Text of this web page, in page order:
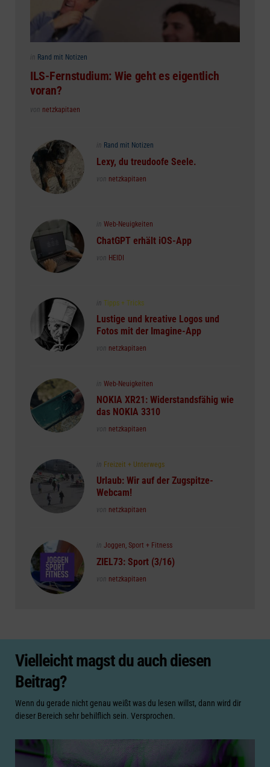
Posted
in Rand mit Notizen
ILS-Fernstudium: Wie geht es eigentlich
voran?
Posted
von netzkapitaen
Posted
in Rand mit Notizen
Lexy, du treudoofe Seele.
Posted
von netzkapitaen
Posted
in Web-Neuigkeiten
ChatGPT erhält iOS-App
Posted
von HEIDI
Posted
in
in Tipps + Tricks
Lustige und kreative Logos und
Fotos mit der Imagine-App
Posted
von netzkapitaen
Posted
in
in Web-Neuigkeiten
NOKIA XR21: Widerstandsfähig wie
das NOKIA 3310
Posted
von netzkapitaen
Posted
in
in Freizeit + Unterwegs
Urlaub: Wir auf der Zugspitze-
Webcam!
Posted
von netzkapitaen
Posted
in Joggen, Sport + Fitness
ZIEL73: Sport (3/16)
Posted
von netzkapitaen
Vielleicht magst du auch diesen
Beitrag?
Wenn du gerade nicht genau weißt was du lesen willst, dann wird dir
dieser Bereich sehr behilflich sein. Versprochen.